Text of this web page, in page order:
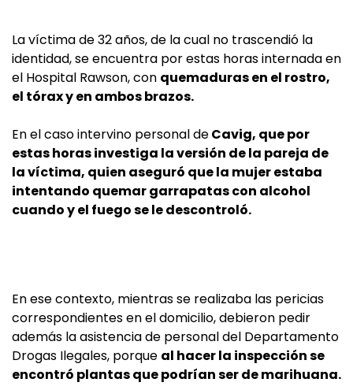
La víctima de 32 años, de la cual no trascendió la
identidad, se encuentra por estas horas internada en
el Hospital Rawson, con quemaduras en el rostro,
el tórax y en ambos brazos.
En el caso intervino personal deCavig, que por
estas horas investiga la versión de la pareja de
la víctima, quien aseguró que la mujer estaba
intentando quemar garrapatas con alcohol
cuando y el fuego se le descontroló.
En ese contexto, mientras se realizaba las pericias
correspondientes en el domicilio, debieron pedir
además la asistencia de personal del Departamento
Drogas Ilegales, porque al hacer la inspección se
encontró plantas que podrían ser de marihuana.